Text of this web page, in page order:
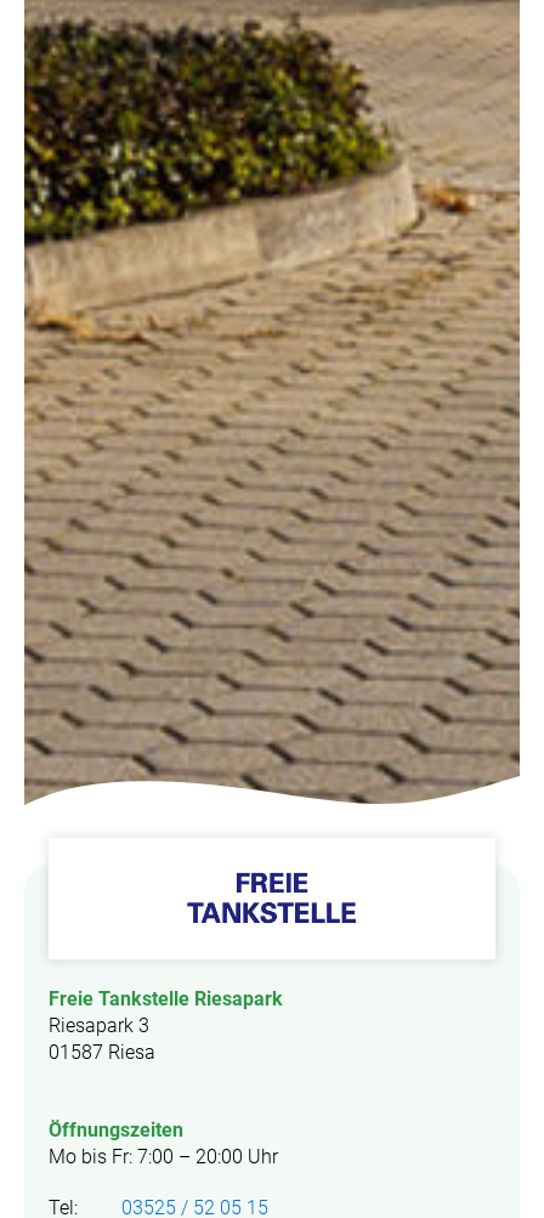
Freie Tankstelle Riesapark
Riesapark 3
01587 Riesa
Öffnungszeiten
Mo bis Fr: 7:00 – 20:00 Uhr
Tel: 03525 / 52 05 15